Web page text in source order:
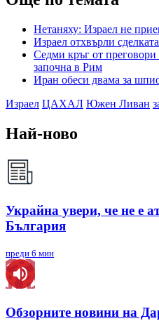
Нетаняху: Израел не
Израел отхвърли
Седми кръг от
започна в Рим
Иран обеси двама за
Израел ЦАХАЛ Южен Ливан
Най-ново
Украйна увери, че не е
България
преди 6 мин
Обзорните новини на